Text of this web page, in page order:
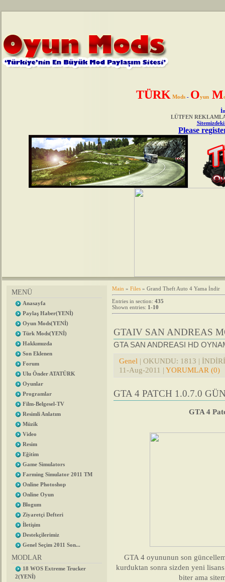
TÜRK Mods - Oyun M
LÜTFEN
Please
MENÜ
Anasayfa
Paylaş Haber(YENİ)
Oyun Mods(YENİ)
Türk Mods(YENİ)
Hakkımızda
Son Eklenen
Forum
Ulu Önder ATATÜRK
Oyunlar
Programlar
Film-Belgesel-TV
Resimli Anlatım
Müzik
Video
Resim
Eğitim
Game Simulators
Farming Simulator 2011 TM
Online Photoshop
Online Oyun
Blogum
Ziyaretçi Defteri
İletişim
Destekçilerimiz
Genel Seçim 2011 Son...
MODLAR
18 WOS Extreme Trucker
2(YENİ)
Main » Files » Grand Theft Auto 4 Yama İndir
Entries in section: 435
Shown entries: 1-10
GTAIV SAN ANDREAS
GTA SAN ANDREASI HD
Genel | OKUNDU: 1813 |
11-Aug-2011 | YORUMLAR (0)
GTA 4 PATCH 1.0.7.0
GTA 4
GTA 4 oyununun son
kurduktan sonra sizden yeni
biter ama